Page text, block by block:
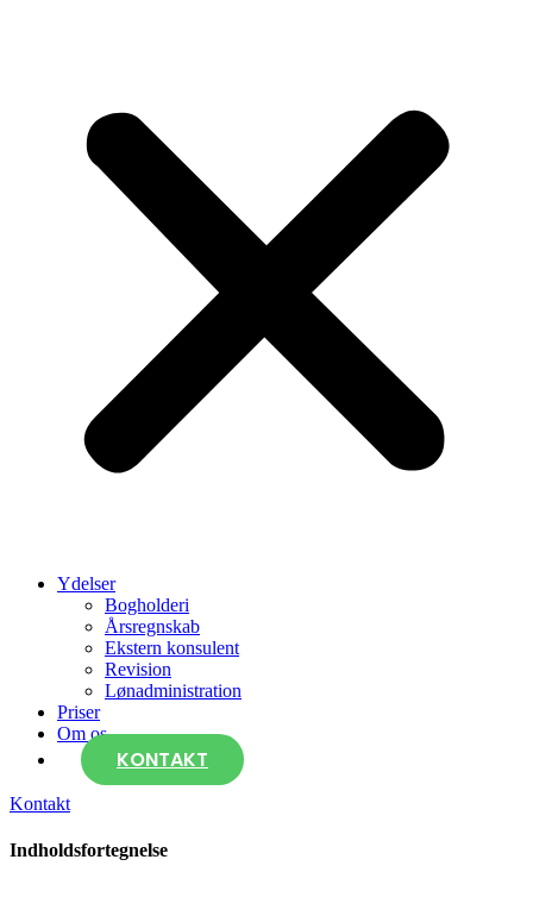
Ydelser
Bogholderi
Årsregnskab
Ekstern konsulent
Revision
Lønadministration
Priser
Om os
KONTAKT
Kontakt
Indholdsfortegnelse